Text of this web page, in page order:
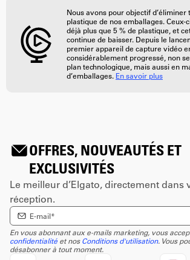
Nous avons pour objectif d’éliminer
plastique de nos emballages. Ceux-
déjà plus que 5 % de plastique, et
continue de baisser. Depuis le
premier appareil de capture vidéo
considérablement progressé, non
plan technologique, mais aussi en
d’emballages. En savoir plus
OFFRES, NOUVEAUTÉS ET
EXCLUSIVITÉS
Le meilleur d’Elgato, directement dans
réception.
Enter email Address
En vous abonnant aux e-mails marketing, vous
confidentialité et nosConditions d'utilisation. Vous
désabonner à tout moment.